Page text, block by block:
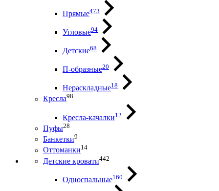
Прямые473
Угловые94
Детские68
П-образные20
Нераскладные18
Кресла98
Кресла-качалки12
Пуфы28
Банкетки9
Оттоманки14
Детские кровати442
Односпальные160